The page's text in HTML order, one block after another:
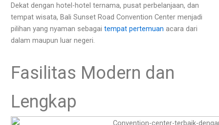
Dekat dengan hotel-hotel ternama, pusat perbelanjaan, dan
tempat wisata, Bali Sunset Road Convention Center menjadi
pilihan yang nyaman sebagaitempat pertemuan acara dari
dalam maupun luar negeri.
Fasilitas Modern dan
Lengkap